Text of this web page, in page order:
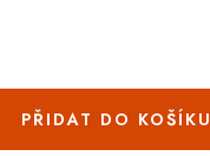
PŘIDAT DO KOŠÍKU